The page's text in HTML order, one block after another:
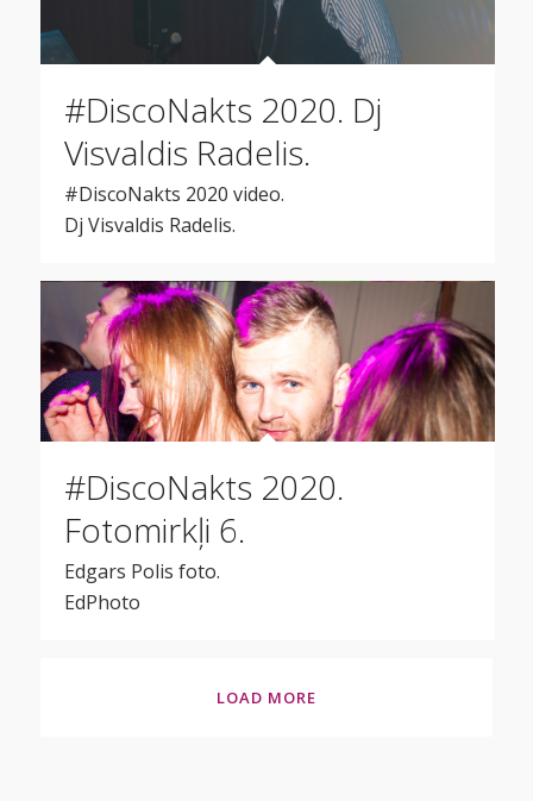
#DiscoNakts 2020. Dj
Visvaldis Radelis.
#DiscoNakts 2020 video.
Dj Visvaldis Radelis.
#DiscoNakts 2020.
Fotomirkļi 6.
Edgars Polis foto.
EdPhoto
LOAD MORE